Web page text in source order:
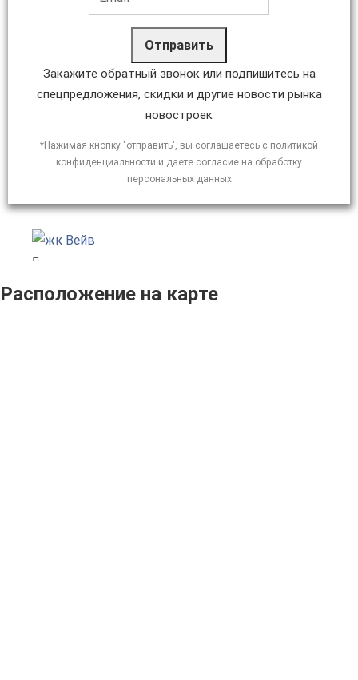
Отправить
Закажите обратный звонок или подпишитесь на
спецпредложения, скидки и другие новости рынка
новостроек
*Нажимая кнопку "отправить", вы соглашаетесь с политикой
конфиденциальности и даете согласие на обработку
персональных данных
Расположение на карте